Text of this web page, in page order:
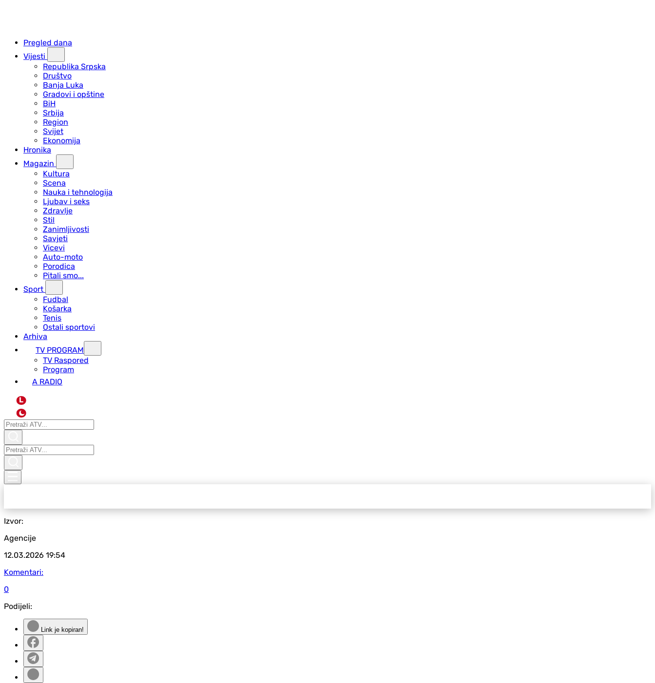
Pregled dana
Vijesti
Republika Srpska
Društvo
Banja Luka
Gradovi i opštine
BiH
Srbija
Region
Svijet
Ekonomija
Hronika
Magazin
Kultura
Scena
Nauka i tehnologija
Ljubav i seks
Zdravlje
Stil
Zanimljivosti
Savjeti
Vicevi
Auto-moto
Porodica
Pitali smo...
Sport
Fudbal
Košarka
Tenis
Ostali sportovi
Arhiva
TV PROGRAM
ТV Raspored
Program
A RADIO
L
Izvor:
Agencije
12.03.2026 19:54
Komentari:
0
Podijeli:
Link je kopiran!